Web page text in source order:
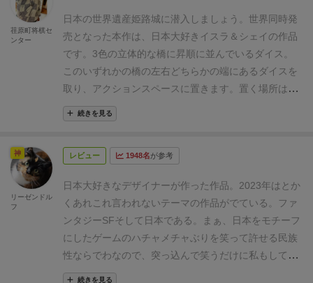
日本の世界遺産姫路城に潜入しましょう。世界同時発
売となった本作は、日本大好きイスラ＆シェイの作品
です。 3色の立体的な橋に昇順に並んでいるダイス。
このいずれかの橋の左右どちらかの端にあるダイスを
取り、アクションスペースに置きます。 置く場所は、
自藩(個人ボード)の3箇所、白鷺城内の5箇所、丘の
上、お菊の井戸です。
から。ただ、ここではオレンジダイスを取り、城内1
得。右下、お菊の井戸。 メインアクションは、自藩内
の3種の駒達を派遣することです。( )はコスト。
オレ
ンジ…廷臣を城門や城内に進める(城門:2金、城内:真
珠)黒…庭師を城外の池のほとりに置く(食糧) 白…侍を
武道稽古場に送る(鉄)この廷臣、庭師、侍が、そのま
まこのゲームの得点源です。
続きを見る
荏原町将棋セ
ンター
レビュー 1948名が参考
日本大好きなデザイナーが作った作品。2023年はとか
くあれこれ言われないテーマの作品がでている。
ファ
ンタジーSFそして日本である。
まぁ、日本をモチーフ
にしたゲームのハチャメチャぶりを笑って許せる民族
性ならでわなので、突っ込んで笑うだけに私もしてい
る。とはいえ、このゲームに関してはシーモンジャパ
続きを見る
神
リーゼンドル
フ